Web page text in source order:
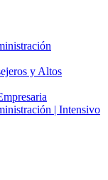
y Altos
| Intensivo